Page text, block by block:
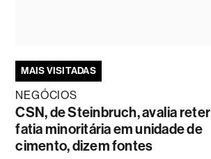
MAIS VISITADAS
NEGÓCIOS
CSN, de Steinbruch, avalia reter
fatia minoritária em unidade de
cimento, dizem fontes